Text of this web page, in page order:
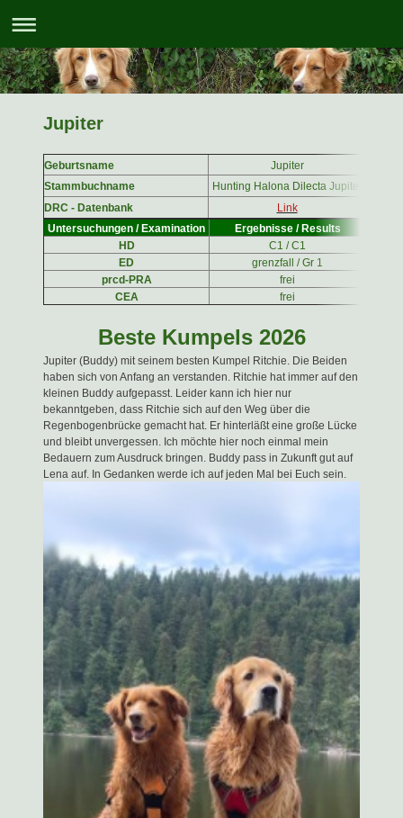
Jupiter
Geburtsname Jupiter
Stammbuchname
Hunting Halona Dilecta Jupiter
DRC - Datenbank
Link
Untersuchungen / Examination
Ergebnisse / Results
HD
C1 / C1
ED
grenzfall / Gr 1
prcd-PRA
frei
CEA
frei
Beste Kumpels 2026
Jupiter (Buddy) mit seinem besten Kumpel Ritchie. Die Beiden
haben sich von Anfang an verstanden. Ritchie hat immer auf den
kleinen Buddy aufgepasst. Leider kann ich hier nur
bekanntgeben, dass Ritchie sich auf den Weg über die
Regenbogenbrücke gemacht hat. Er hinterläßt eine große Lücke
und bleibt unvergessen. Ich möchte hier noch einmal mein
Bedauern zum Ausdruck bringen. Buddy pass in Zukunft gut auf
Lena auf. In Gedanken werde ich auf jeden Mal bei Euch sein.